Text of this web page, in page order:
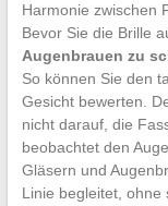
Harmonie zwischen
Bevor Sie die Brille
Augenbrauen zu
So können Sie den
Gesicht bewerten.
nicht darauf, die
beobachtet den
Gläsern und
Linie begleitet, ohne